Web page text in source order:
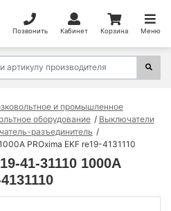
Позвонить Кабинет Корзина Меню
и промышленное
оборудование
Выключатели
разъединитель
PROxima EKF re19-4131110
41-31110 1000А